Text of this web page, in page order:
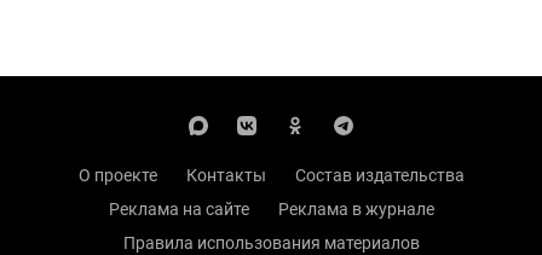
О проекте Контакты
Состав издательства
Реклама на сайте
Реклама в журнале
Правила использования материалов